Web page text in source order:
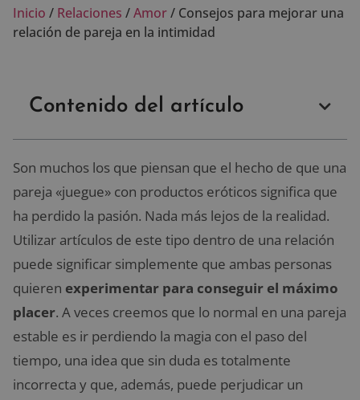
Inicio / Relaciones /Amor/ Consejos para mejorar una
relación de pareja en la intimidad
Contenido del artículo
Son muchos los que piensan que el hecho de que una
pareja «juegue» con productos eróticos significa que
ha perdido la pasión. Nada más lejos de la realidad.
Utilizar artículos de este tipo dentro de una relación
puede significar simplemente que ambas personas
quieren experimentar para conseguir el máximo
placer. A veces creemos que lo normal en una pareja
estable es ir perdiendo la magia con el paso del
tiempo, una idea que sin duda es totalmente
incorrecta y que, además, puede perjudicar un